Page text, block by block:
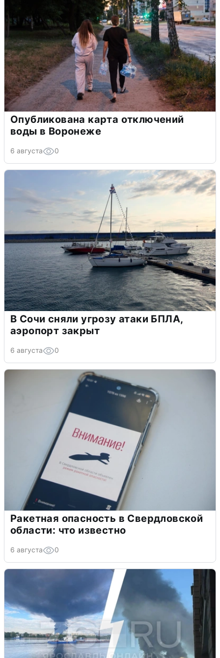
Опубликована карта отключений
воды в Воронеже
6 августа 0
В Сочи сняли угрозу атаки БПЛА,
аэропорт закрыт
6 августа 0
Ракетная опасность в Свердловской
области: что известно
6 августа 0